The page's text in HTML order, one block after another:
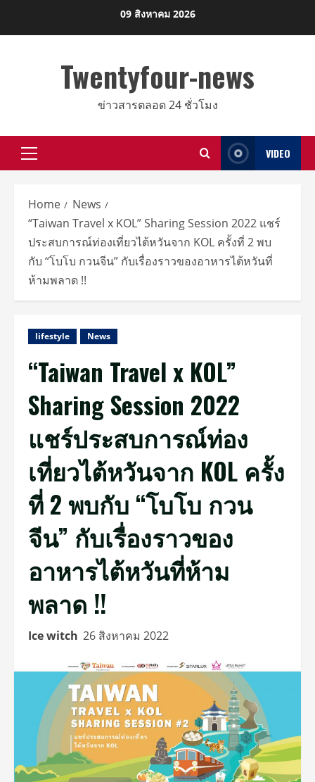
09 สิงหาคม 2026
Twentyfour-news
ข่าวสารตลอด 24 ชั่วโมง
Primary
VIDEO
Home
News
“Taiwan Travel x KOL” Sharing Session 2022 แชร์
ประสบการณ์ท่องเที่ยวไต้หวันจาก KOL ครั้งที่ 2 พบ
กับ “โบโบ กวนจีน” กับเรื่องราวของอาหารไต้หวันที่
ห้ามพลาด !!
lifestyle News
“Taiwan Travel x KOL”
Sharing Session 2022
แชร์ประสบการณ์ท่อง
เที่ยวไต้หวันจาก KOL ครั้ง
ที่ 2 พบกับ “โบโบ กวน
จีน” กับเรื่องราวของ
อาหารไต้หวันที่ห้าม
พลาด !!
Ice witch 26 สิงหาคม 2022